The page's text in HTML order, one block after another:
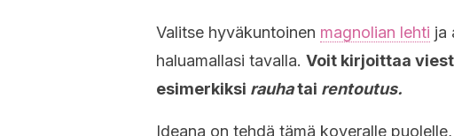
Valitse hyväkuntoinen magnolian lehti ja
haluamallasi tavalla. Voit kirjoittaa
esimerkiksi rauhatai rentoutus.
Ideana on tehdä tämä koveralle